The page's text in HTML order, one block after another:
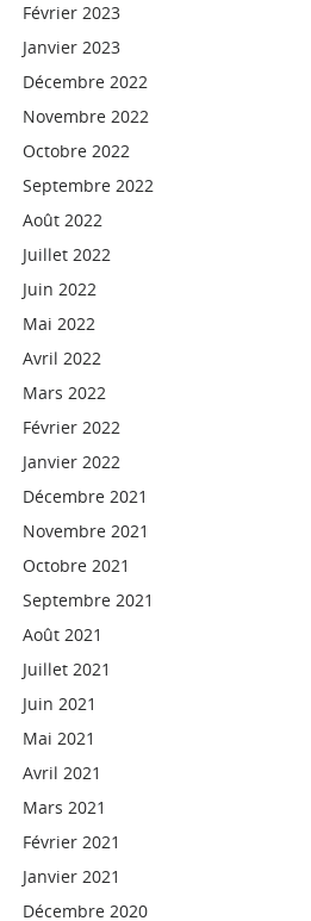
Février 2023
Janvier 2023
Décembre 2022
Novembre 2022
Octobre 2022
Septembre 2022
Août 2022
Juillet 2022
Juin 2022
Mai 2022
Avril 2022
Mars 2022
Février 2022
Janvier 2022
Décembre 2021
Novembre 2021
Octobre 2021
Septembre 2021
Août 2021
Juillet 2021
Juin 2021
Mai 2021
Avril 2021
Mars 2021
Février 2021
Janvier 2021
Décembre 2020